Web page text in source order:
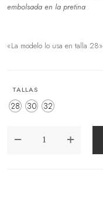
embolsada en la pretina
«La modelo lo usa en talla 28»
TALLAS
28 30 32
ALINA